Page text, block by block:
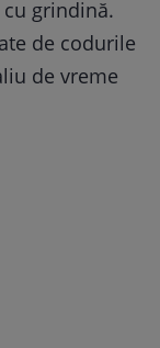
grindină.
de codurile
de vreme